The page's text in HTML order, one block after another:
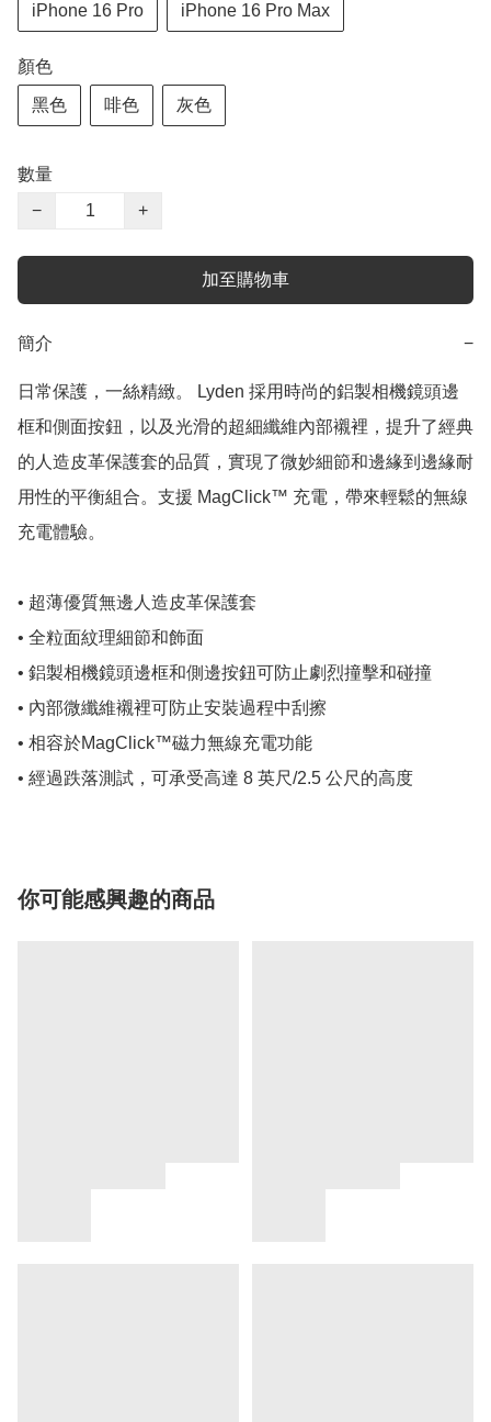
iPhone 16 Pro iPhone 16 Pro Max
顏色
黑色 啡色 灰色
數量
−
+
加至購物車
簡介 −
日常保護，一絲精緻。 Lyden 採用時尚的鋁製相機鏡頭邊
框和側面按鈕，以及光滑的超細纖維內部襯裡，提升了經典
的人造皮革保護套的品質，實現了微妙細節和邊緣到邊緣耐
用性的平衡組合。支援 MagClick™ 充電，帶來輕鬆的無線
充電體驗。
• 超薄優質無邊人造皮革保護套
• 全粒面紋理細節和飾面
• 鋁製相機鏡頭邊框和側邊按鈕可防止劇烈撞擊和碰撞
• 內部微纖維襯裡可防止安裝過程中刮擦
• 相容於MagClick™磁力無線充電功能
• 經過跌落測試，可承受高達 8 英尺/2.5 公尺的高度
你可能感興趣的商品